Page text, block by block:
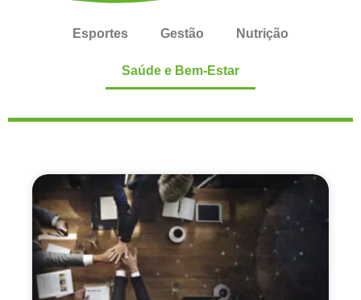
Esportes Gestão Nutrição
Saúde e Bem-Estar